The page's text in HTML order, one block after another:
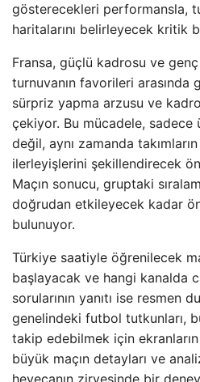
gösterecekleri performansla,
haritalarını belirleyecek kritik
Fransa, güçlü kadrosu ve
turnuvanın favorileri arasında
sürpriz yapma arzusu ve
çekiyor. Bu mücadele, sadece
değil, aynı zamanda
ilerleyişlerini şekillendirecek
Maçın sonucu, gruptaki
doğrudan etkileyecek kadar
bulunuyor.
Türkiye saatiyle öğrenilecek
başlayacak ve hangi kanalda
sorularının yanıtı ise resmen
genelindeki futbol tutkunları,
takip edebilmek için
büyük maçın detayları ve
heyecanın zirvesinde bir